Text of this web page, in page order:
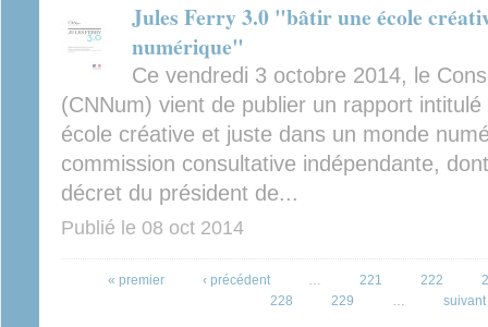
Jules Ferry 3.0 "bâtir une école
numérique"
Ce vendredi 3 octobre 2014, le
(CNNum) vient de publier un rapport
école créative et juste dans un monde
commission consultative indépendante,
décret du président de...
Publié le 08 oct 2014
« premier ‹ précédent … 221 222
228
229 … suivant